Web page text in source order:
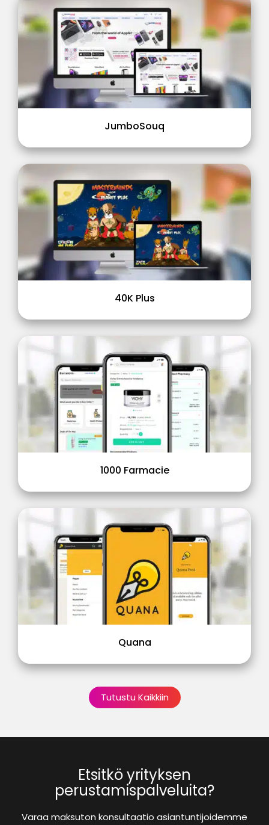
JumboSouq
40K Plus
1000 Farmacie
Quana
Tutustu Kaikkiin
Etsitkö yrityksen
perustamispalveluita?
Varaa maksuton konsultaatio asiantuntijoidemme